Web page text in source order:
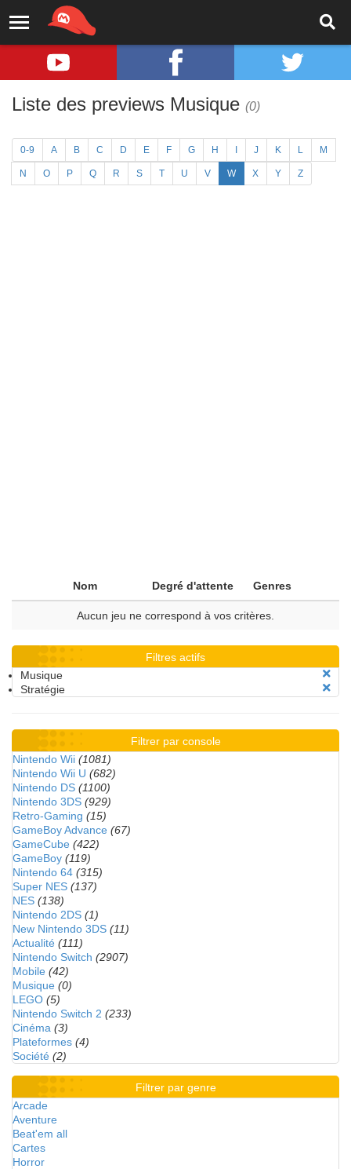
Liste des previews Musique (0)
0-9 A B C D E F G H J K L M
N O P Q R S T U V W X Y Z
Nom Degré d'attente Genres
Aucun jeu ne correspond à vos critères.
Filtres actifs
Musique
Stratégie
Filtrer par console
Nintendo Wii (1081)
Nintendo Wii U (682)
Nintendo DS (1100)
Nintendo 3DS (929)
Retro-Gaming (15)
GameBoy Advance (67)
GameCube (422)
GameBoy (119)
Nintendo 64 (315)
Super NES (137)
NES (138)
Nintendo 2DS (1)
New Nintendo 3DS (11)
Actualité (111)
Nintendo Switch (2907)
Mobile (42)
Musique (0)
LEGO (5)
Nintendo Switch 2 (233)
Cinéma (3)
Plateformes (4)
Société (2)
Filtrer par genre
Arcade
Aventure
Beat'em all
Cartes
Horror